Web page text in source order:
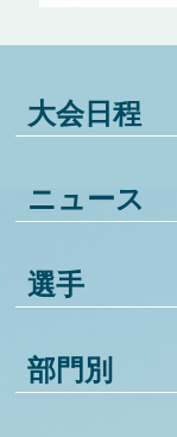
大会日程
ニュース
選手
部門別